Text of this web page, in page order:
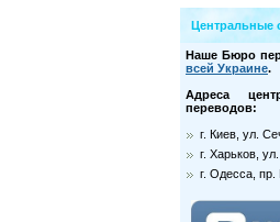
Центральные
Наше Бюро
всей Украине.
Адреса
переводов:
г. Киев, ул.
г. Харьков,
г. Одесса,